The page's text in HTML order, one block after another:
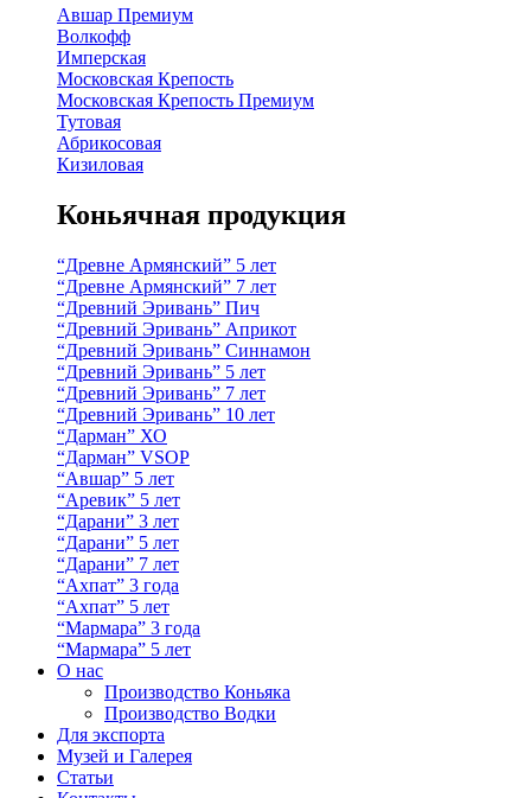
Авшар Премиум
Волкофф
Имперская
Московская Крепость
Московская Крепость Премиум
Тутовая
Абрикосовая
Кизиловая
Коньячная продукция
“Древне Армянский” 5 лет
“Древне Армянский” 7 лет
“Древний Эривань” Пич
“Древний Эривань” Априкот
“Древний Эривань” Синнамон
“Древний Эривань” 5 лет
“Древний Эривань” 7 лет
“Древний Эривань” 10 лет
“Дарман” ХО
“Дарман” VSOP
“Авшар” 5 лет
“Аревик” 5 лет
“Дарани” 3 лет
“Дарани” 5 лет
“Дарани” 7 лет
“Ахпат” 3 года
“Ахпат” 5 лет
“Мармара” 3 года
“Мармара” 5 лет
О нас
Производство Коньяка
Производство Водки
Для экспорта
Музей и Галерея
Статьи